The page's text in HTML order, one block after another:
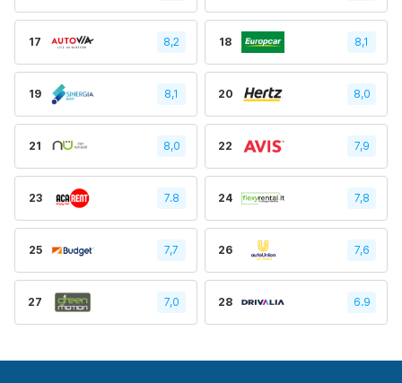
17 8,2 18 8,1
19 8,1 20 8,0
21 8,0 22 7,9
23 7.8 24 7,8
25 7,7 26 7,6
27 7,0 28 6.9